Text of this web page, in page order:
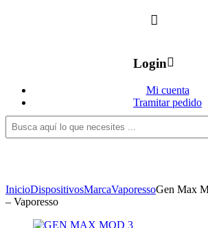
Login
Mi cuenta
Tramitar pedido
InicioDispositivosMarcaVaporessoGen Max
– Vaporesso